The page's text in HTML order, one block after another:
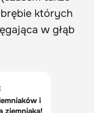
których
w głąb